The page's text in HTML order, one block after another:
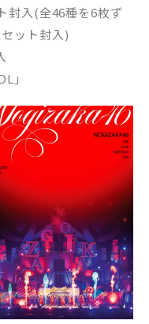
封入(全46種を6枚ず
ット封入)
」